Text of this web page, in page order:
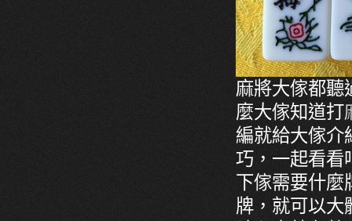
麻將大傢都聽
麼大傢知道打
編就給大傢介
巧，一起看看
下傢需要什麼
牌，就可以大